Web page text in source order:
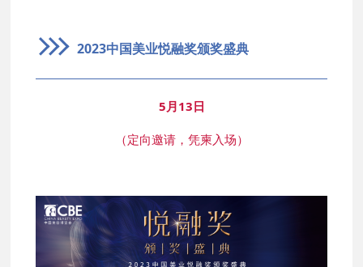
2023中国美业悦融奖颁奖盛典
5月13日
（定向邀请，凭柬入场）